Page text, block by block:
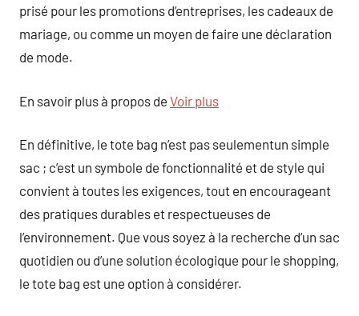
prisé pour les promotions d’entreprises, les cadeaux de
mariage, ou comme un moyen de faire une déclaration
de mode.
En savoir plus à propos de Voir plus
En définitive, le tote bag n’est pas seulementun simple
sac ; c’est un symbole de fonctionnalité et de style qui
convient à toutes les exigences, tout en encourageant
des pratiques durables et respectueuses de
l’environnement. Que vous soyez à la recherche d’un sac
quotidien ou d’une solution écologique pour le shopping,
le tote bag est une option à considérer.